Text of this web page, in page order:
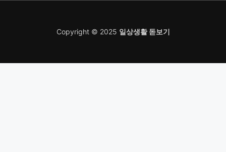
Copyright © 2025 일상생활 돋보기